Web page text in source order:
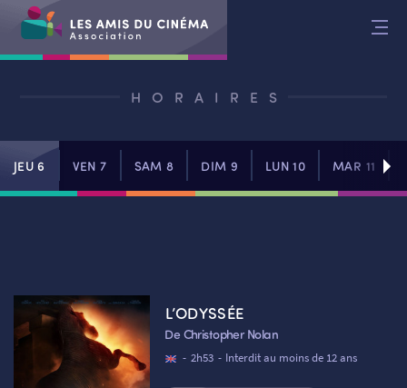
HORAIRES
JEU 6 VEN 7 SAM 8 DIM 9 LUN 10 MAR 11
L’ODYSSÉE
De Christopher Nolan
- 2h53 - Interdit au moins de 12 ans